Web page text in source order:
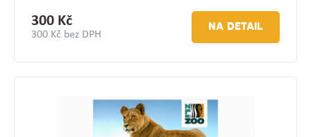
300 Kč
300 Kč bez DPH
NA DETAIL